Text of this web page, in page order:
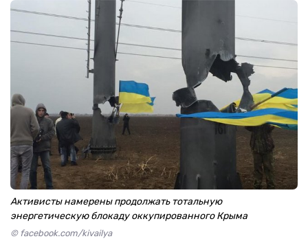
Активисты намерены продолжать тотальную
энергетическую блокаду оккупированного Крыма
© facebook.com/kivailya